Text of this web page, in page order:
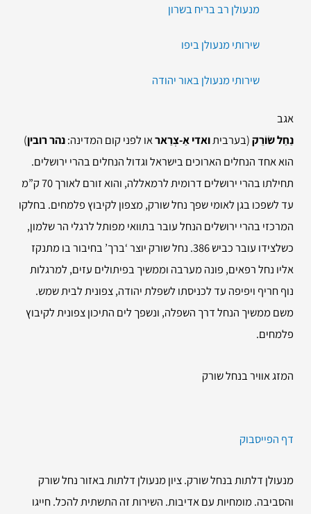
מנעולן רב בריח בשרון
שירותי מנעולן ביפו
שירותי מנעולן באור יהודה
אגב
נַחַל שׂוֹרֵק(בערביתואדי אַ-צְרַאראו לפני קום המדינה:נהר רובין)
הוא אחד הנחלים הארוכים בישראל וגדול הנחלים בהרי ירושלים.
תחילתו בהרי ירושלים דרומית לרמאללה, והוא זורם לאורך 70 ק”מ
עד לשפכו בגן לאומי שפך נחל שורק, מצפון לקיבוץ פלמחים. בחלקו
המרכזי בהרי ירושלים הנחל עובר בתוואי מפותל לרגלי הר שלמון,
כשלצידו עובר כביש 386. נחל שורק יוצר ‘ברך’ בחיבור בו מתנקז
אליו נחל רפאים, פונה מערבה וממשיך בפיתולים עזים, למרגלות
נוף חריף ויפיפה עד לכניסתו לשפלת יהודה, צפונית לבית שמש.
משם ממשיך הנחל דרך השפלה, ונשפך לים התיכון צפונית לקיבוץ
פלמחים.
המזג אוויר בנחל שורק
דף הפייסבוק
מנעולן דלתות בנחל שורק. ציון מנעולן דלתות באזור נחל שורק
והסביבה. מומחיות עם אדיבות. השירות זה התשתית להכל. חייגו